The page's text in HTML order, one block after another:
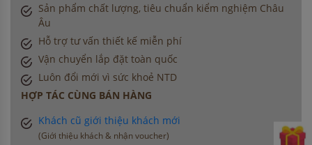
Sản phẩm chất lượng, tiêu chuẩn kiểm nghiệm Châu
Âu
Hỗ trợ tư vấn thiết kế miễn phí
Vận chuyển lắp đặt toàn quốc
Luôn đổi mới vì sức khoẻ NTD
HỢP TÁC CÙNG BÁN HÀNG
Khách cũ giới thiệu khách mới
(Giới thiệu khách & nhận voucher)